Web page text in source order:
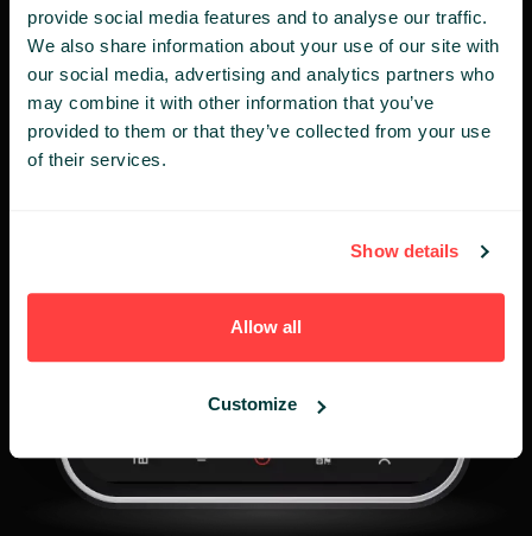
provide social media features and to analyse our traffic.
We also share information about your use of our site with
our social media, advertising and analytics partners who
may combine it with other information that you’ve
provided to them or that they’ve collected from your use
of their services.
Show details
Allow all
Customize